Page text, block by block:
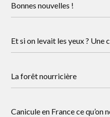
Bonnes nouvelles !
Et si on levait les yeux ? Une
La forêt nourricière
Canicule en France ce qu’on